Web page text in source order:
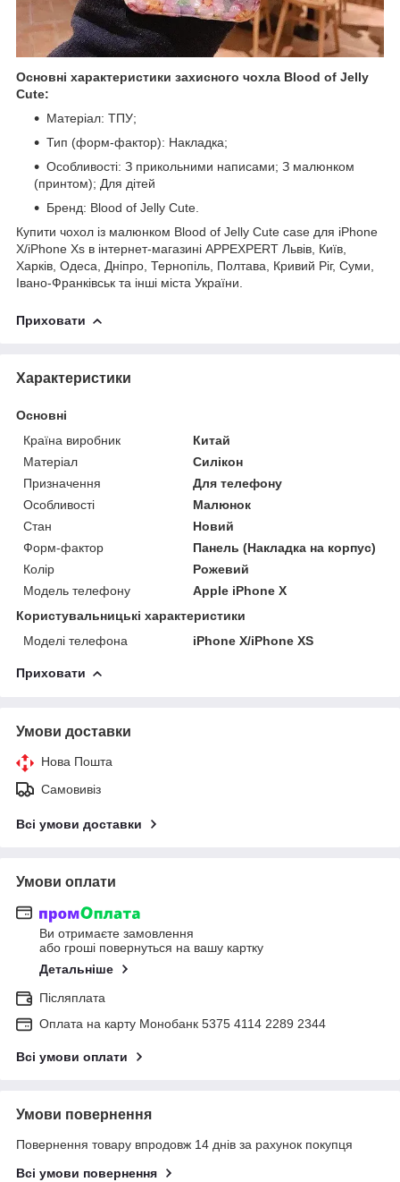
Основні характеристики захисного чохла Blood of Jelly
Cute:
Матеріал: ТПУ;
Тип (форм-фактор): Накладка;
Особливості: З прикольними написами; З малюнком
(принтом); Для дітей
Бренд: Blood of Jelly Cute.
Купити чохол із малюнком Blood of Jelly Cute case для iPhone
X/iPhone Xs в інтернет-магазині APPEXPERT Львів, Київ,
Харків, Одеса, Дніпро, Тернопіль, Полтава, Кривий Ріг, Суми,
Івано-Франківськ та інші міста України.
Приховати
Характеристики
Основні
Країна виробник
Китай
Матеріал
Силікон
Призначення
Для телефону
Особливості
Малюнок
Стан
Новий
Форм-фактор
Панель (Накладка на корпус)
Колір
Рожевий
Модель телефону
Apple iPhone X
Користувальницькі характеристики
Моделі телефона
iPhone X/iPhone XS
Приховати
Умови доставки
Нова Пошта
Самовивіз
Всі умови доставки
Умови оплати
Ви отримаєте замовлення
або гроші повернуться на вашу картку
Детальніше
Післяплата
Оплата на карту Монобанк 5375 4114 2289 2344
Всі умови оплати
Умови повернення
Повернення товару впродовж 14 днів за рахунок покупця
Всі умови повернення